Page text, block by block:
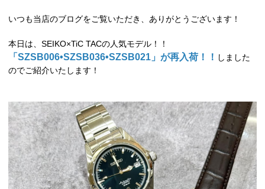
いつも当店のブログをご覧いただき、ありがとうございます！
本日は、SEIKO×TiC TACの人気モデル！！
「SZSB006•SZSB036•SZSB021」が再入荷！！ しました
のでご紹介いたします！